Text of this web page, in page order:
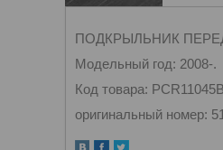
ПОДКРЫЛЬНИК
Модельный год: 2008-.
Код товара:
оригинальный номер: